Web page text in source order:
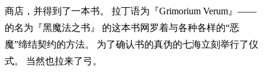
商店，并得到了一本书。 拉丁语为『Grimorium Verum』――
的名为『黑魔法之书』 的这本书网罗着与各种各样的“恶
魔”缔结契约的方法。 为了确认书的真伪的七海立刻举行了仪
式。 当然也拉来了弓。